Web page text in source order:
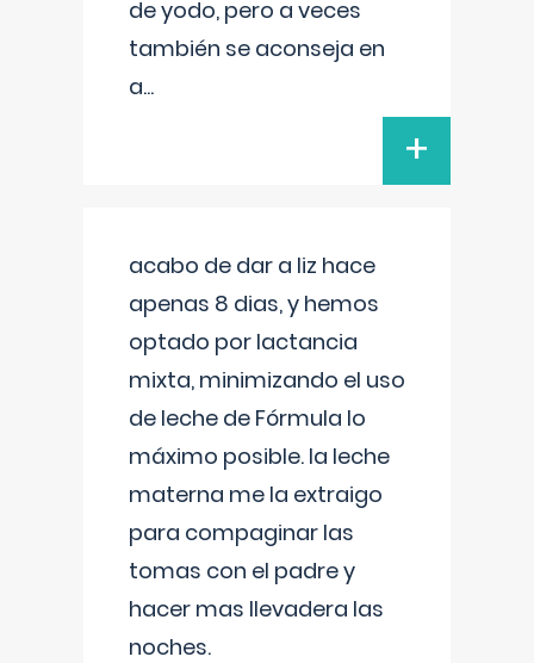
de yodo, pero a veces
también se aconseja en
a...
+
acabo de dar a liz hace
apenas 8 dias, y hemos
optado por lactancia
mixta, minimizando el uso
de leche de Fórmula lo
máximo posible. la leche
materna me la extraigo
para compaginar las
tomas con el padre y
hacer mas llevadera las
noches.